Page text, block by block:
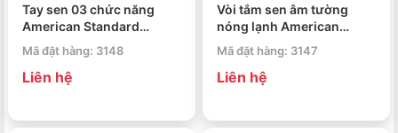
Tay sen 03 chức năng
American Standard
RainClick WF-9H11CS
Mã đặt hàng: 3148
Liên hệ
Vòi tắm sen âm tường
nóng lạnh American
Standard Signature WF-
1721CS
Mã đặt hàng: 3147
Liên hệ